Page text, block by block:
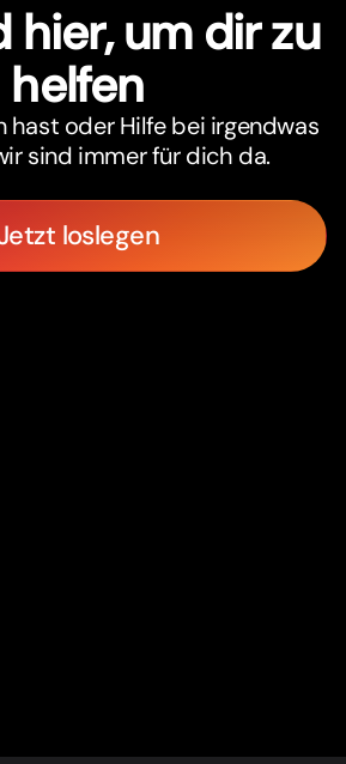
hier, um dir zu
helfen
hast oder Hilfe bei irgendwas
sind immer für dich da.
loslegen